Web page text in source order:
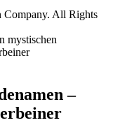
All Rights
mystischen
–